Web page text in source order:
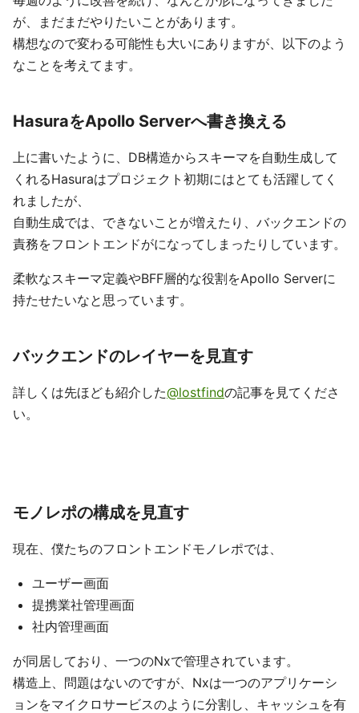
が、まだまだやりたいことがあります。
構想なので変わる可能性も大いにありますが、以下のよう
なことを考えてます。
HasuraをApollo Serverへ書き換える
上に書いたように、DB構造からスキーマを自動生成して
くれるHasuraはプロジェクト初期にはとても活躍してく
れましたが、
自動生成では、できないことが増えたり、バックエンドの
責務をフロントエンドがになってしまったりしています。
柔軟なスキーマ定義やBFF層的な役割をApollo Serverに
持たせたいなと思っています。
バックエンドのレイヤーを見直す
詳しくは先ほども紹介した@lostfindの記事を見てくださ
い。
モノレポの構成を見直す
現在、僕たちのフロントエンドモノレポでは、
ユーザー画面
提携業社管理画面
社内管理画面
が同居しており、一つのNxで管理されています。
構造上、問題はないのですが、Nxは一つのアプリケーシ
ョンをマイクロサービスのように分割し、キャッシュを有